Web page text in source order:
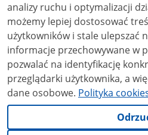
analizy ruchu i optymalizacji działania
możemy lepiej dostosować
użytkowników i stale ulepszać nasze
informacje przechowywane w
pozwalać na identyfikację
przeglądarki użytkownika, a
dane osobowe. Polityka